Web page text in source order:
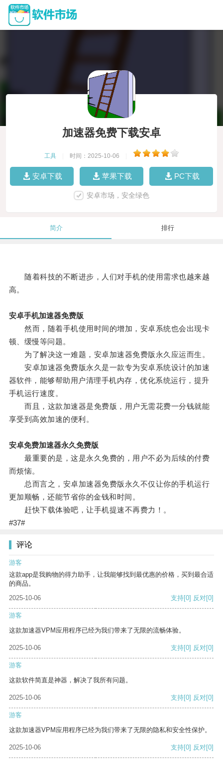
加速器免费下载安卓
工具 时间：2025-10-06
安卓下载 苹果下载 PC下载
安卓市场，安全绿色
简介 排行
随着科技的不断进步，人们对手机的使用需求也越来越
高。
安卓手机加速器免费版
然而，随着手机使用时间的增加，安卓系统也会出现卡
顿、缓慢等问题。
为了解决这一难题，安卓加速器免费版永久应运而生。
安卓加速器免费版永久是一款专为安卓系统设计的加速
器软件，能够帮助用户清理手机内存，优化系统运行，提升
手机运行速度。
而且，这款加速器是免费版，用户无需花费一分钱就能
享受到高效加速的便利。
安卓免费加速器永久免费版
最重要的是，这是永久免费的，用户不必为后续的付费
而烦恼。
总而言之，安卓加速器免费版永久不仅让你的手机运行
更加顺畅，还能节省你的金钱和时间。
赶快下载体验吧，让手机提速不再费力！。
#37#
评论
游客
这款app是我购物的得力助手，让我能够找到最优惠的价格，买到最合适
的商品。
2025-10-06
支持[0] 反对[0]
游客
这款加速器VPM应用程序已经为我们带来了无限的流畅体验。
2025-10-06 支持[0] 反对[0]
游客
这款软件简直是神器，解决了我所有问题。
2025-10-06 支持[0] 反对[0]
游客
这款加速器VPM应用程序已经为我们带来了无限的隐私和安全性保护。
2025-10-06 支持[0] 反对[0]